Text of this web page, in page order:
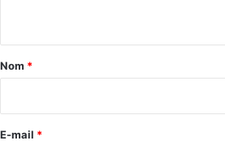
a
e
Nom *
E-mail *